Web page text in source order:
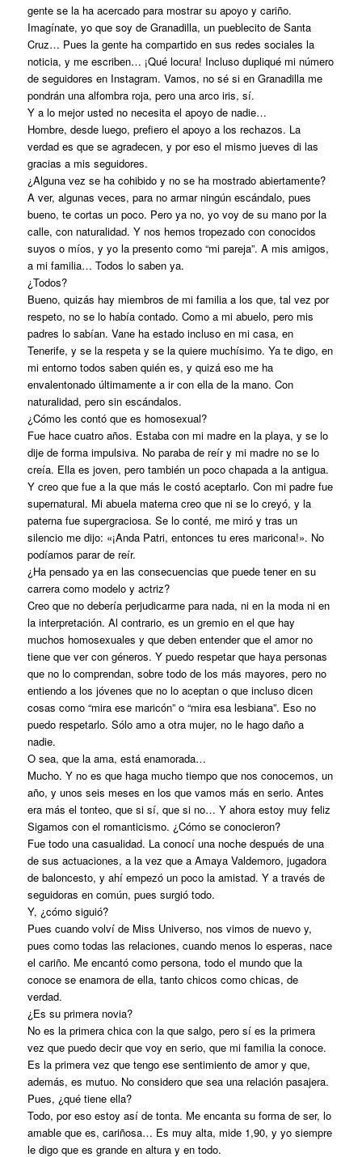
gente se la ha acercado para mostrar su apoyo y cariño.
Imagínate, yo que soy de Granadilla, un pueblecito de Santa
Cruz… Pues la gente ha compartido en sus redes sociales la
noticia, y me escriben… ¡Qué locura! Incluso dupliqué mi número
de seguidores en Instagram. Vamos, no sé si en Granadilla me
pondrán una alfombra roja, pero una arco iris, sí.
Y a lo mejor usted no necesita el apoyo de nadie…
Hombre, desde luego, prefiero el apoyo a los rechazos. La
verdad es que se agradecen, y por eso el mismo jueves di las
gracias a mis seguidores.
¿Alguna vez se ha cohibido y no se ha mostrado abiertamente?
A ver, algunas veces, para no armar ningún escándalo, pues
bueno, te cortas un poco. Pero ya no, yo voy de su mano por la
calle, con naturalidad. Y nos hemos tropezado con conocidos
suyos o míos, y yo la presento como “mi pareja”. A mis amigos,
a mi familia… Todos lo saben ya.
¿Todos?
Bueno, quizás hay miembros de mi familia a los que, tal vez por
respeto, no se lo había contado. Como a mi abuelo, pero mis
padres lo sabían. Vane ha estado incluso en mi casa, en
Tenerife, y se la respeta y se la quiere muchísimo. Ya te digo, en
mi entorno todos saben quién es, y quizá eso me ha
envalentonado últimamente a ir con ella de la mano. Con
naturalidad, pero sin escándalos.
¿Cómo les contó que es homosexual?
Fue hace cuatro años. Estaba con mi madre en la playa, y se lo
dije de forma impulsiva. No paraba de reír y mi madre no se lo
creía. Ella es joven, pero también un poco chapada a la antigua.
Y creo que fue a la que más le costó aceptarlo. Con mi padre fue
supernatural. Mi abuela materna creo que ni se lo creyó, y la
paterna fue supergraciosa. Se lo conté, me miró y tras un
silencio me dijo: «¡Anda Patri, entonces tu eres maricona!». No
podíamos parar de reír.
¿Ha pensado ya en las consecuencias que puede tener en su
carrera como modelo y actriz?
Creo que no debería perjudicarme para nada, ni en la moda ni en
la interpretación. Al contrario, es un gremio en el que hay
muchos homosexuales y que deben entender que el amor no
tiene que ver con géneros. Y puedo respetar que haya personas
que no lo comprendan, sobre todo de los más mayores, pero no
entiendo a los jóvenes que no lo aceptan o que incluso dicen
cosas como “mira ese maricón” o “mira esa lesbiana”. Eso no
puedo respetarlo. Sólo amo a otra mujer, no le hago daño a
nadie.
O sea, que la ama, está enamorada…
Mucho. Y no es que haga mucho tiempo que nos conocemos, un
año, y unos seis meses en los que vamos más en serio. Antes
era más el tonteo, que si sí, que si no… Y ahora estoy muy feliz
Sigamos con el romanticismo. ¿Cómo se conocieron?
Fue todo una casualidad. La conocí una noche después de una
de sus actuaciones, a la vez que a Amaya Valdemoro, jugadora
de baloncesto, y ahí empezó un poco la amistad. Y a través de
seguidoras en común, pues surgió todo.
Y, ¿cómo siguió?
Pues cuando volví de Miss Universo, nos vimos de nuevo y,
pues como todas las relaciones, cuando menos lo esperas, nace
el cariño. Me encantó como persona, todo el mundo que la
conoce se enamora de ella, tanto chicos como chicas, de
verdad.
¿Es su primera novia?
No es la primera chica con la que salgo, pero sí es la primera
vez que puedo decir que voy en serio, que mi familia la conoce.
Es la primera vez que tengo ese sentimiento de amor y que,
además, es mutuo. No considero que sea una relación pasajera.
Pues, ¿qué tiene ella?
Todo, por eso estoy así de tonta. Me encanta su forma de ser, lo
amable que es, cariñosa… Es muy alta, mide 1,90, y yo siempre
le digo que es grande en altura y en todo.